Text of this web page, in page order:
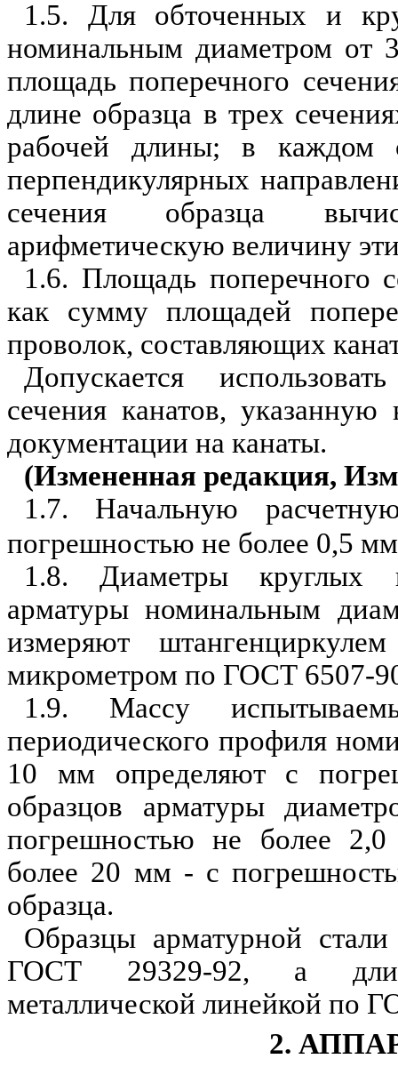
1.5. Для обточенных и
номинальным диаметром от
площадь поперечного
длине образца в трех
рабочей длины; в каждом
перпендикулярных
сечения образца
арифметическую величину
1.6. Площадь поперечного
как сумму площадей
проволок, составляющих
Допускается
сечения канатов, указанную
документации на канаты.
(Измененная редакция,
1.7. Начальную
погрешностью не более 0,5
1.8. Диаметры круглых
арматуры номинальным
измеряют
микрометром по ГОСТ 6507-
1.9. Массу
периодического профиля
10 мм определяют с
образцов арматуры
погрешностью не более
более 20 мм - с
образца.
Образцы арматурной
ГОСТ 29329-92, а
металлической линейкой по
2.